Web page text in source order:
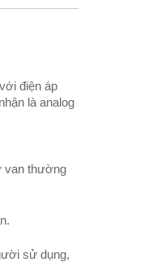
điện áp
là analog
van thường
sử dụng,